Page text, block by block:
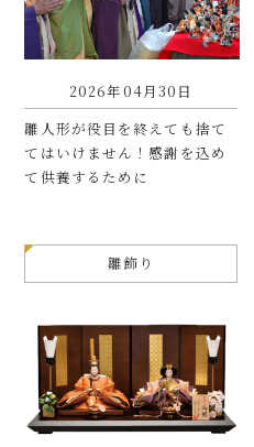
2026年04月30日
雛人形が役目を終えても捨て
てはいけません！感謝を込め
て供養するために
雛飾り